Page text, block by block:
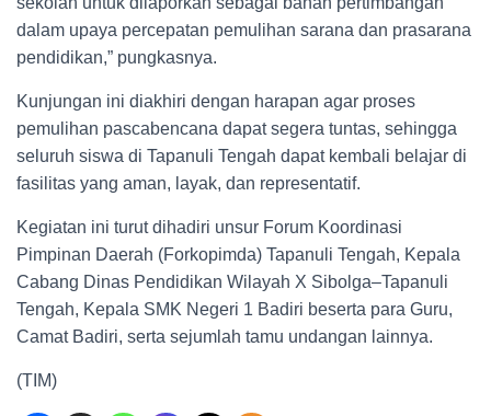
dalam upaya percepatan pemulihan sarana dan prasarana
pendidikan,” pungkasnya.
Kunjungan ini diakhiri dengan harapan agar proses
pemulihan pascabencana dapat segera tuntas, sehingga
seluruh siswa di Tapanuli Tengah dapat kembali belajar di
fasilitas yang aman, layak, dan representatif.
Kegiatan ini turut dihadiri unsur Forum Koordinasi
Pimpinan Daerah (Forkopimda) Tapanuli Tengah, Kepala
Cabang Dinas Pendidikan Wilayah X Sibolga–Tapanuli
Tengah, Kepala SMK Negeri 1 Badiri beserta para Guru,
Camat Badiri, serta sejumlah tamu undangan lainnya.
(TIM)